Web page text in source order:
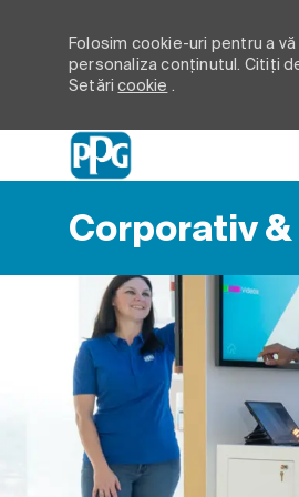
Folosim cookie-uri pentru a
personaliza conținutul. Citiți
Setăricookie .
Corporativ